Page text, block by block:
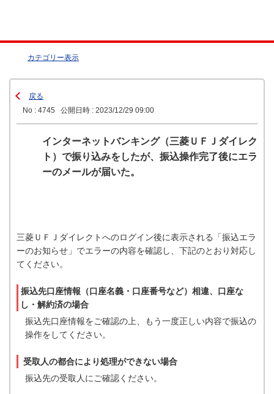
カテゴリー表示
戻る
No : 4745
公開日時 : 2023/12/29 09:00
インターネットバンキング（三菱ＵＦＪダイレク
ト）で振り込みをしたが、振込操作完了後にエラ
ーのメールが届いた。
三菱ＵＦＪダイレクトへのログイン後に表示される「振込エラ
ーのお知らせ」でエラーの内容を確認し、下記のとおり対応し
てください。
振込先口座情報（口座名義・口座番号など）相違、口座な
し・解約済の場合
振込先口座情報をご確認の上、もう一度正しい内容で振込の
操作をしてください。
受取人の都合により処理ができない場合
振込先の受取人にご確認ください。